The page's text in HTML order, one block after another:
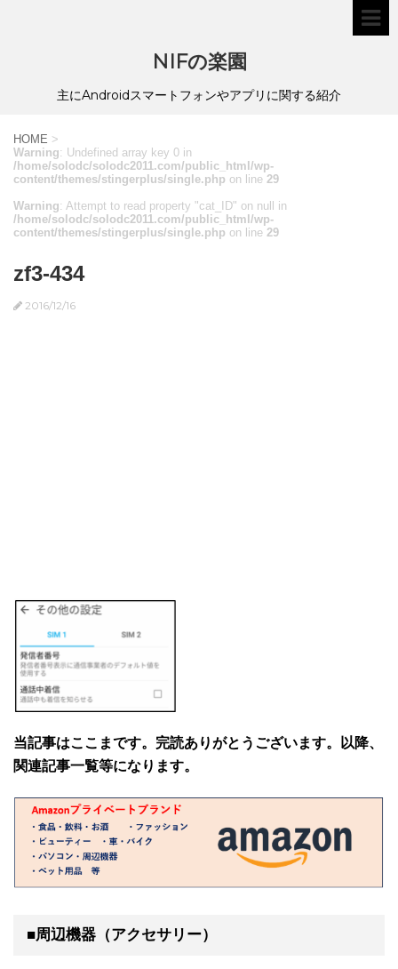
NIFの楽園
主にAndroidスマートフォンやアプリに関する紹介
HOME >
Warning: Undefined array key 0 in
/home/solodc/solodc2011.com/public_html/wp-
content/themes/stingerplus/single.php on line 29
Warning: Attempt to read property "cat_ID" on null in
/home/solodc/solodc2011.com/public_html/wp-
content/themes/stingerplus/single.php on line 29
zf3-434
2016/12/16
当記事はここまです。完読ありがとうございます。以降、
関連記事一覧等になります。
■周辺機器（アクセサリー）